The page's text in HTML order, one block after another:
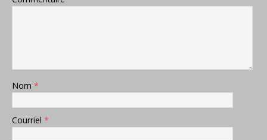
Nom *
Courriel *